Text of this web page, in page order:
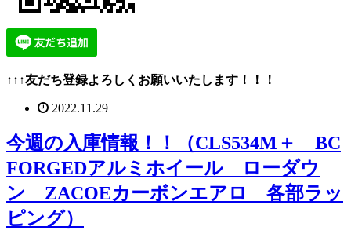
↑↑↑友だち登録よろしくお願いいたします！！！
2022.11.29
今週の入庫情報！！（CLS534M＋ BC
FORGEDアルミホイール ローダウ
ン ZACOEカーボンエアロ 各部ラッ
ピング）